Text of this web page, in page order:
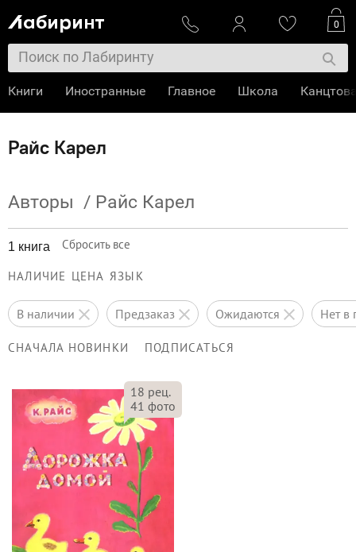
Райс Карел
Авторы / Райс Карел
1 книга Сбросить все
НАЛИЧИЕ ЦЕНА ЯЗЫК
в наличии предзаказ ожидаются нет
СНАЧАЛА НОВИНКИ ПОДПИСАТЬСЯ
18 рец.
41 фото
0
Книги Иностранные Главное Школа